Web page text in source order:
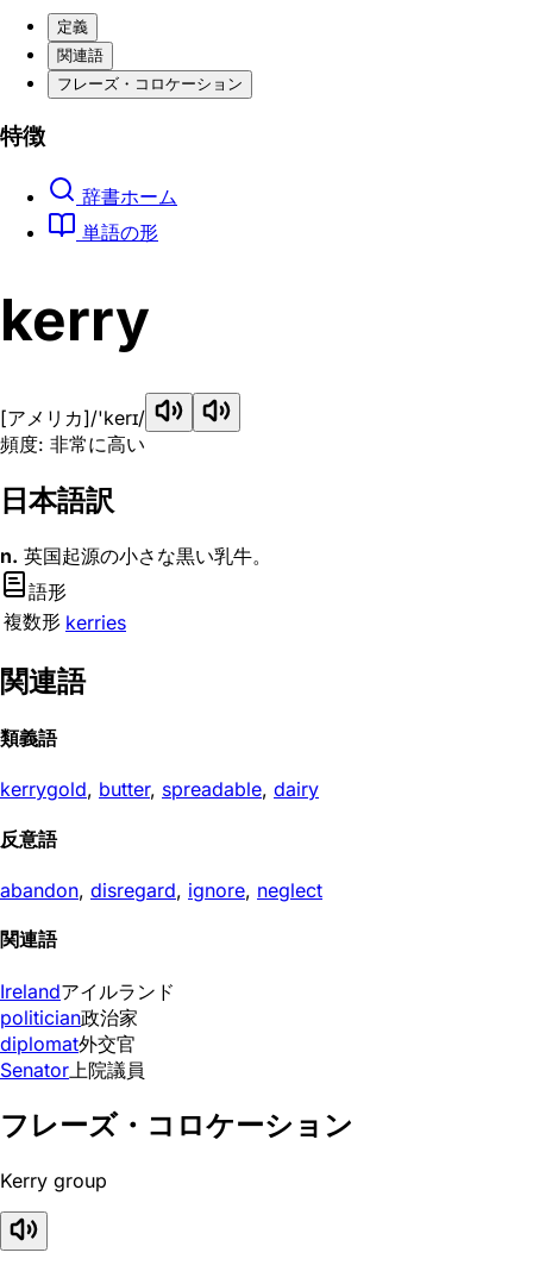
定義
関連語
フレーズ・コロケーション
特徴
辞書ホーム
単語の形
kerry
[アメリカ]/'kerɪ/
頻度: 非常に高い
日本語訳
n. 英国起源の小さな黒い乳牛。
語形
複数形 kerries
関連語
類義語
kerrygold, butter, spreadable, dairy
反意語
abandon, disregard, ignore, neglect
関連語
Irelandアイルランド
politician政治家
diplomat外交官
Senator 上院議員
フレーズ・コロケーション
Kerry group